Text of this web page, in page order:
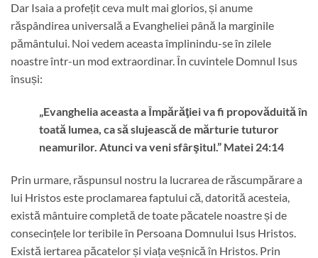
Dar Isaia a profețit ceva mult mai glorios, și anume
răspândirea universală a Evangheliei până la marginile
pământului. Noi vedem aceasta împlinindu-se în zilele
noastre într-un mod extraordinar. În cuvintele Domnul Isus
însuși:
„Evanghelia aceasta a Împărăţiei va fi propovăduită în
toată lumea, ca să slujească de mărturie tuturor
neamurilor. Atunci va veni sfârşitul.” Matei 24:14
Prin urmare, răspunsul nostru la lucrarea de răscumpărare a
lui Hristos este proclamarea faptului că, datorită acesteia,
există mântuire completă de toate păcatele noastre și de
consecințele lor teribile în Persoana Domnului Isus Hristos.
Există iertarea păcatelor și viața veșnică în Hristos. Prin